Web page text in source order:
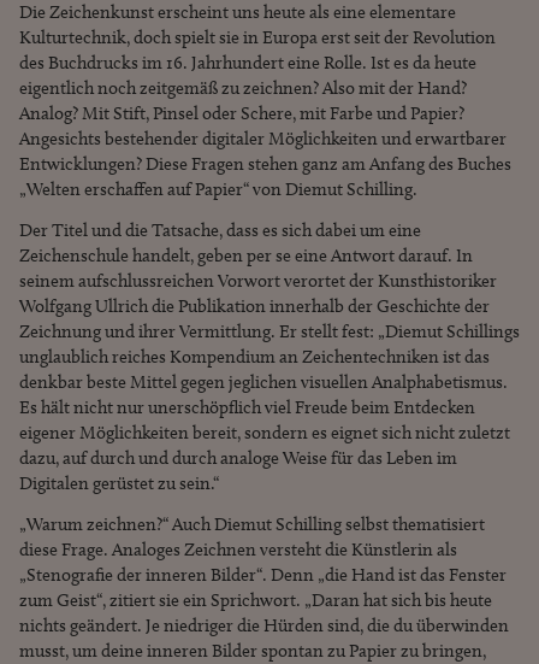
Die Zeichenkunst erscheint uns heute als eine elementare
Kulturtechnik, doch spielt sie in Europa erst seit der Revolution
des Buchdrucks im 16. Jahrhundert eine Rolle. Ist es da heute
eigentlich noch zeitgemäß zu zeichnen? Also mit der Hand?
Analog? Mit Stift, Pinsel oder Schere, mit Farbe und Papier?
Angesichts bestehender digitaler Möglichkeiten und erwartbarer
Entwicklungen? Diese Fragen stehen ganz am Anfang des Buches
„Welten erschaffen auf Papier“ von Diemut Schilling.
Der Titel und die Tatsache, dass es sich dabei um eine
Zeichenschule handelt, geben per se eine Antwort darauf. In
seinem aufschlussreichen Vorwort verortet der Kunsthistoriker
Wolfgang Ullrich die Publikation innerhalb der Geschichte der
Zeichnung und ihrer Vermittlung. Er stellt fest: „Diemut Schillings
unglaublich reiches Kompendium an Zeichentechniken ist das
denkbar beste Mittel gegen jeglichen visuellen Analphabetismus.
Es hält nicht nur unerschöpflich viel Freude beim Entdecken
eigener Möglichkeiten bereit, sondern es eignet sich nicht zuletzt
dazu, auf durch und durch analoge Weise für das Leben im
Digitalen gerüstet zu sein.“
„Warum zeichnen?“ Auch Diemut Schilling selbst thematisiert
diese Frage. Analoges Zeichnen versteht die Künstlerin als
„Stenografie der inneren Bilder“. Denn „die Hand ist das Fenster
zum Geist“, zitiert sie ein Sprichwort. „Daran hat sich bis heute
nichts geändert. Je niedriger die Hürden sind, die du überwinden
musst, um deine inneren Bilder spontan zu Papier zu bringen,